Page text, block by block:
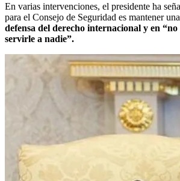
En varias intervenciones, el presidente ha
para el Consejo de Seguridad es mantener
defensa del derecho internacional y en
servirle a nadie”.